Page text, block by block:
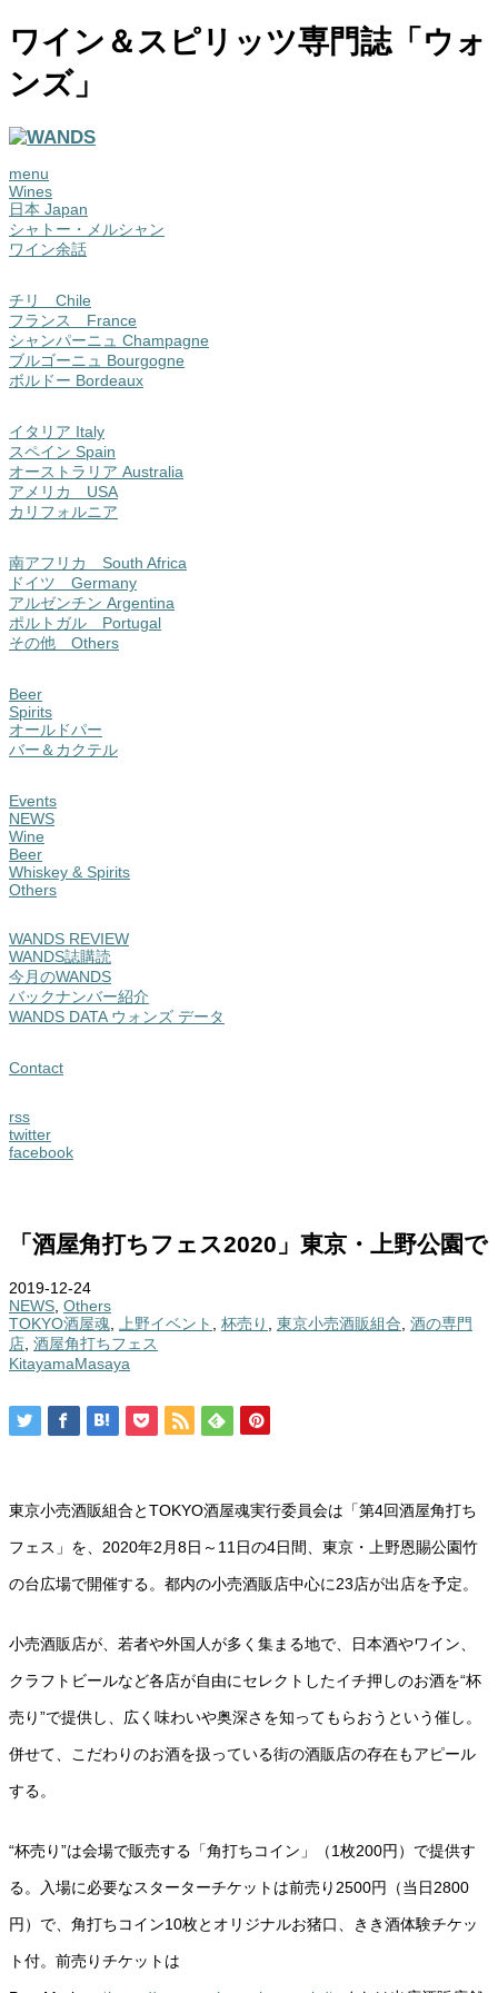
ワイン＆スピリッツ専門誌「ウォ
ンズ」
menu
Wines
日本 Japan
シャトー・メルシャン
ワイン余話
チリ Chile
フランス France
シャンパーニュ Champagne
ブルゴーニュ Bourgogne
ボルドー Bordeaux
イタリア Italy
スペイン Spain
オーストラリア Australia
アメリカ USA
カリフォルニア
南アフリカ South Africa
ドイツ Germany
アルゼンチン Argentina
ポルトガル Portugal
その他 Others
Beer
Spirits
オールドパー
バー＆カクテル
Events
NEWS
Wine
Beer
Whiskey & Spirits
Others
WANDS REVIEW
WANDS誌購読
今月のWANDS
バックナンバー紹介
WANDS DATA ウォンズ データ
Contact
rss
twitter
facebook
「酒屋角打ちフェス2020」東京・上野公園で
2019-12-24
NEWS, Others
TOKYO酒屋魂, 上野イベント , 杯売り , 東京小売酒販組合, 酒の専門
店, 酒屋角打ちフェス
KitayamaMasaya
東京小売酒販組合とTOKYO酒屋魂実行委員会は「第4回酒屋角打ち
フェス」を、2020年2月8日～11日の4日間、東京・上野恩賜公園竹
の台広場で開催する。都内の小売酒販店中心に23店が出店を予定。
小売酒販店が、若者や外国人が多く集まる地で、日本酒やワイン、
クラフトビールなど各店が自由にセレクトしたイチ押しのお酒を“杯
売り”で提供し、広く味わいや奥深さを知ってもらおうという催し。
併せて、こだわりのお酒を扱っている街の酒販店の存在もアピール
する。
“杯売り”は会場で販売する「角打ちコイン」（1枚200円）で提供す
る。入場に必要なスターターチケットは前売り2500円（当日2800
円）で、角打ちコイン10枚とオリジナルお猪口、きき酒体験チケッ
ト付。前売りチケットは